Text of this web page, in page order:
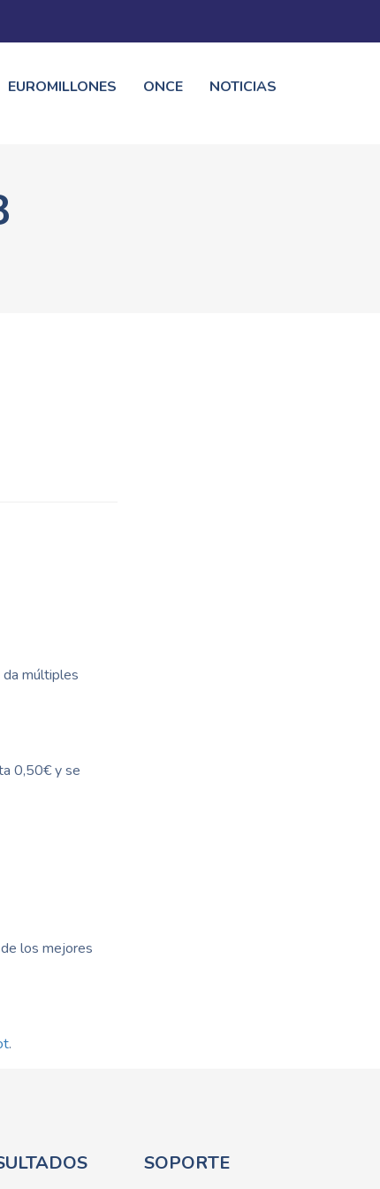
EUROMILLONES ONCE NOTICIAS
da múltiples
0,50€ y se
los mejores
.
SOPORTE